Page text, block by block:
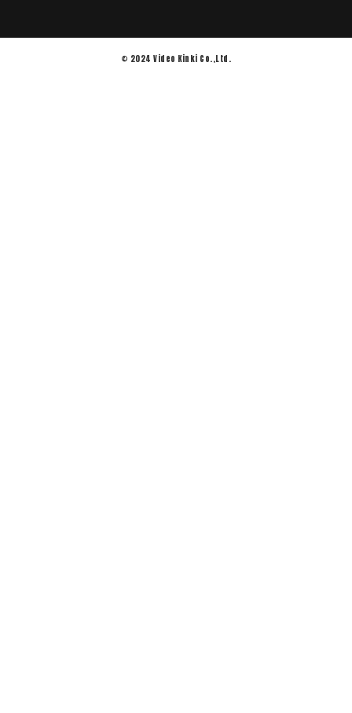
© 2024 Video Kinki Co.,Ltd.